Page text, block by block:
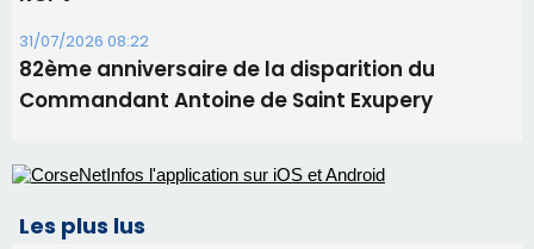
Satine Nomary est la nouvelle Miss Corse 2026
Éclipse du 12 août : la Corse aux premières loges
d'un spectacle qui ne reviendra pas avant 2081
avant le concert de Mosimann
consommation en recul dans les restaurants